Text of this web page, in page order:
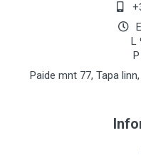
L
Paide mnt 77, Tapa